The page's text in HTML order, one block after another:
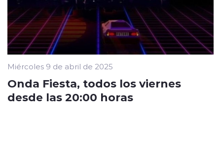
Miércoles 9 de abril de 2025
Onda Fiesta, todos los viernes
desde las 20:00 horas